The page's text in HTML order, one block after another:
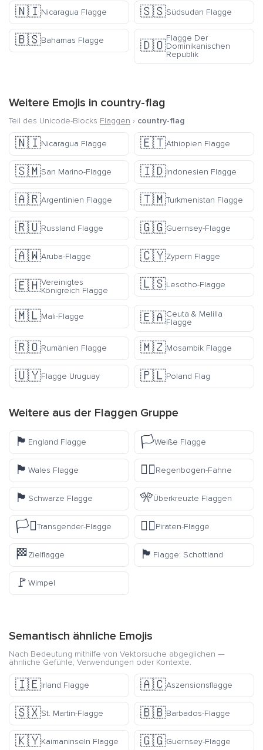
🇳🇮Nicaragua Flagge 🇸🇸Südsudan Flagge
🇧🇸Bahamas Flagge 🇩🇴
Flagge Der
Dominikanischen
Republik
Weitere Emojis in country-flag
Teil des Unicode-Blocks Flaggen › country-flag
🇳🇮Nicaragua Flagge 🇪🇹Äthiopien Flagge
🇸🇲San Marino-Flagge 🇮🇩Indonesien Flagge
🇦🇷Argentinien Flagge 🇹🇲Turkmenistan Flagge
🇷🇺Russland Flagge 🇬🇬Guernsey-Flagge
🇦🇼Aruba-Flagge 🇨🇾Zypern Flagge
🇪🇭Vereinigtes
Königreich Flagge
🇱🇸Lesotho-Flagge
🇲🇱Mali-Flagge 🇪🇦Ceuta & Melilla
Flagge
🇷🇴Rumänien Flagge 🇲🇿Mosambik Flagge
🇺🇾Flagge Uruguay 🇵🇱Poland Flag
Weitere aus der Flaggen Gruppe
🏴󠁧󠁢󠁥󠁮󠁧󠁿 England Flagge 🏳️Weiße Flagge
🏴󠁧󠁢󠁷󠁬󠁳󠁿 Wales Flagge 🏳️‍🌈Regenbogen-Fahne
🏴 Schwarze Flagge 🎌Überkreuzte Flaggen
🏳️‍⚧️Transgender-Flagge 🏴‍☠️Piraten-Flagge
🏁Zielflagge 🏴󠁧󠁢󠁳󠁣󠁴󠁿 Flagge: Schottland
🚩 Wimpel
Semantisch ähnliche Emojis
Nach Bedeutung mithilfe von Vektorsuche abgeglichen —
ähnliche Gefühle, Verwendungen oder Kontexte.
🇮🇪Irland Flagge 🇦🇨Aszensionsflagge
🇸🇽St. Martin-Flagge 🇧🇧Barbados-Flagge
🇰🇾Kaimaninseln Flagge 🇬🇬Guernsey-Flagge